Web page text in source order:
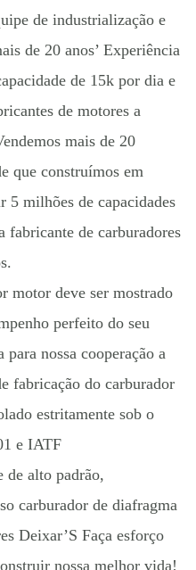
de industrialização e
de 20 anos’ Experiência
de 15k por dia e
de motores a
mais de 20
que construímos em
milhões de capacidades
de carburadores
deve ser mostrado
perfeito do seu
para nossa cooperação a
fabricação do carburador
estritamente sob o
e IATF
de alto padrão,
carburador de diafragma
Deixar’S Faça esforço
nossa melhor vida!